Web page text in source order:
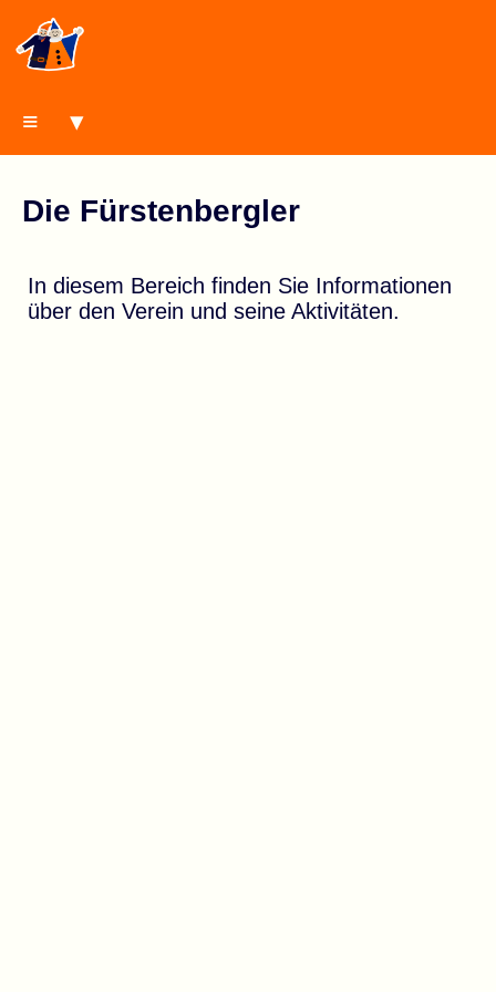
≡ ▾
Die Fürstenbergler
In diesem Bereich finden Sie Informationen
über den Verein und seine Aktivitäten.